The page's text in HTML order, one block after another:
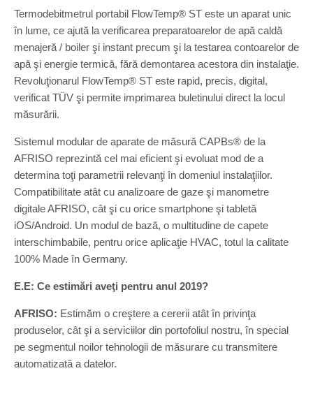
Termodebitmetrul portabil FlowTemp® ST este un aparat unic
în lume, ce ajută la verificarea preparatoarelor de apă caldă
menajeră / boiler şi instant precum şi la testarea contoarelor de
apă şi energie termică, fără demontarea acestora din instalaţie.
Revoluţionarul FlowTemp® ST este rapid, precis, digital,
verificat TÜV şi permite imprimarea buletinului direct la locul
măsurării.
Sistemul modular de aparate de măsură CAPBs® de la
AFRISO reprezintă cel mai eficient şi evoluat mod de a
determina toţi parametrii relevanţi în domeniul instalaţiilor.
Compatibilitate atât cu analizoare de gaze şi manometre
digitale AFRISO, cât şi cu orice smartphone şi tabletă
iOS/Android. Un modul de bază, o multitudine de capete
interschimbabile, pentru orice aplicaţie HVAC, totul la calitate
100% Made în Germany.
E.E: Ce estimări aveţi pentru anul 2019?
AFRISO: Estimăm o creştere a cererii atât în privinţa
produselor, cât şi a serviciilor din portofoliul nostru, în special
pe segmentul noilor tehnologii de măsurare cu transmitere
automatizată a datelor.